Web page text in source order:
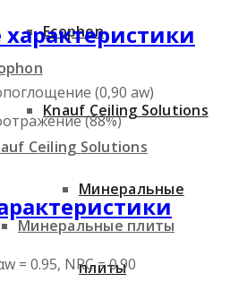
Ceiling Solutions
Минеральные плиты
Ecophon
Knauf Ceiling Solutions
Минеральные
плиты
(0,90 aw)
(88%)
= 0.95, NRC = 0.90